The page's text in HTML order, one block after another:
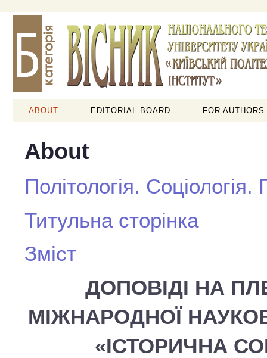
ABOUT EDITORIAL BOARD FOR AUTHORS
About
Політологія.
Титульна сторінка
Зміст
ДОПОВІДІ НА
МІЖНАРОДНОЇ
«ІСТОРИЧНА